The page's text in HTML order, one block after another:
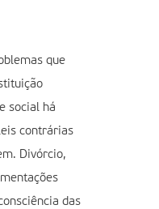
que
social há
contrárias
Divórcio,
das